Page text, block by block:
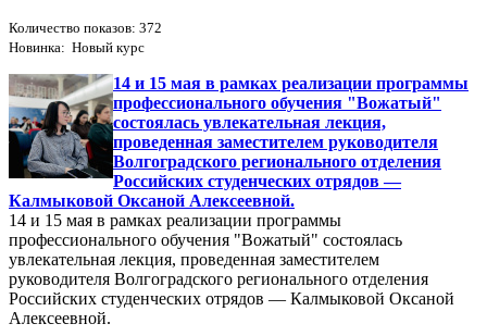
Количество показов: 372
Новинка: Новый курс
14 и 15 мая в рамках реализации программы
профессионального обучения "Вожатый"
состоялась увлекательная лекция,
проведенная заместителем руководителя
Волгоградского регионального отделения
Российских студенческих отрядов —
Калмыковой Оксаной Алексеевной.
14 и 15 мая в рамках реализации программы
профессионального обучения "Вожатый" состоялась
увлекательная лекция, проведенная заместителем
руководителя Волгоградского регионального отделения
Российских студенческих отрядов — Калмыковой Оксаной
Алексеевной.